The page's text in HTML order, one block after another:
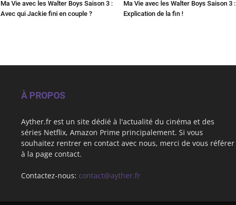
Ma Vie avec les Walter Boys Saison 3 :
Avec qui Jackie fini en couple ?
Ma Vie avec les Walter Boys Saison 3 :
Explication de la fin !
À PROPOS
Ayther.fr est un site dédié à l'actualité du cinéma et des
séries Netflix, Amazon Prime principalement. Si vous
souhaitez rentrer en contact avec nous, merci de vous référer
à la page contact.
Contactez-nous: contact@ayther.fr